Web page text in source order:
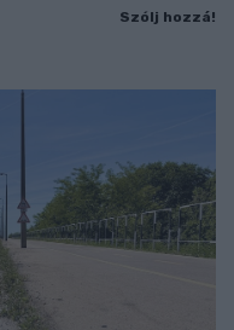
Szólj hozzá!